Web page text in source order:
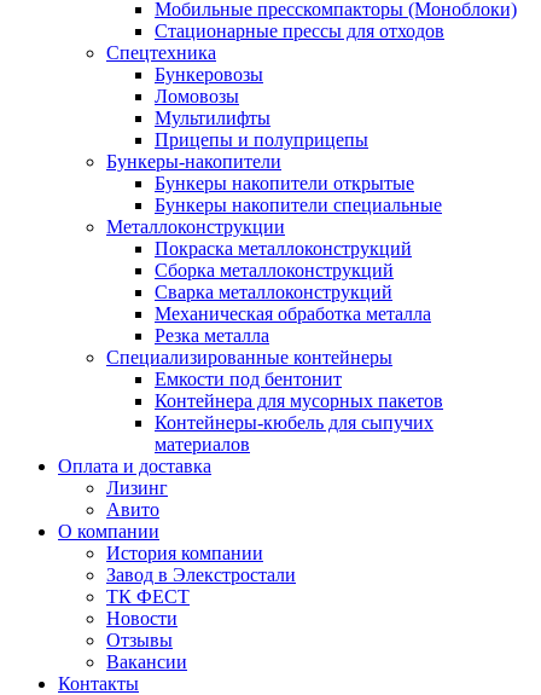
Мобильные пресскомпакторы (Моноблоки)
Стационарные прессы для отходов
Спецтехника
Бункеровозы
Ломовозы
Мультилифты
Прицепы и полуприцепы
Бункеры-накопители
Бункеры накопители открытые
Бункеры накопители специальные
Металлоконструкции
Покраска металлоконструкций
Сборка металлоконструкций
Сварка металлоконструкций
Механическая обработка металла
Резка металла
Специализированные контейнеры
Емкости под бентонит
Контейнера для мусорных пакетов
Контейнеры-кюбель для сыпучих
материалов
Оплата и доставка
Лизинг
Авито
О компании
История компании
Завод в Элекстростали
ТК ФЕСТ
Новости
Отзывы
Вакансии
Контакты